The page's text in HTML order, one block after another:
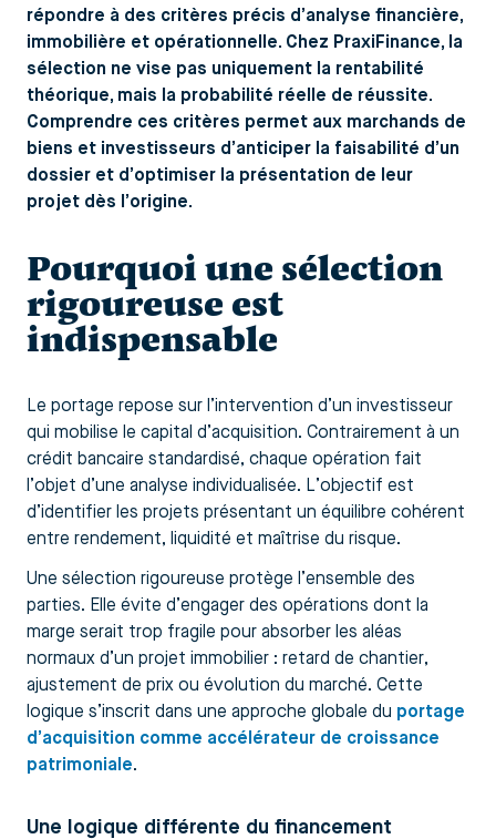
répondre à des critères précis d’analyse financière,
immobilière et opérationnelle. Chez PraxiFinance, la
sélection ne vise pas uniquement la rentabilité
théorique, mais la probabilité réelle de réussite.
Comprendre ces critères permet aux marchands de
biens et investisseurs d’anticiper la faisabilité d’un
dossier et d’optimiser la présentation de leur
projet dès l’origine.
Pourquoi une sélection
rigoureuse est
indispensable
Le portage repose sur l’intervention d’un investisseur
qui mobilise le capital d’acquisition. Contrairement à un
crédit bancaire standardisé, chaque opération fait
l’objet d’une analyse individualisée. L’objectif est
d’identifier les projets présentant un équilibre cohérent
entre rendement, liquidité et maîtrise du risque.
Une sélection rigoureuse protège l’ensemble des
parties. Elle évite d’engager des opérations dont la
marge serait trop fragile pour absorber les aléas
normaux d’un projet immobilier : retard de chantier,
ajustement de prix ou évolution du marché. Cette
logique s’inscrit dans une approche globale du portage
d’acquisition comme accélérateur de croissance
patrimoniale.
Une logique différente du financement